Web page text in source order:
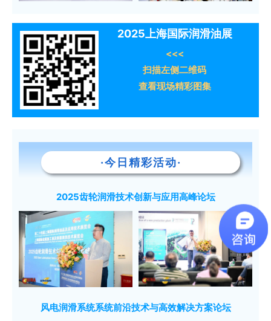
2025上海国际润滑油展
<<<
扫描左侧二维码
查看现场精彩图集
·今日精彩活动·
2025齿轮润滑技术创新与应用高峰论坛
风电润滑系统系统前沿技术与高效解决方案论坛